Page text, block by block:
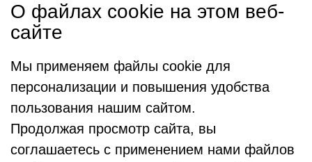
О файлах cookie на этом веб-
сайте
Мы применяем файлы cookie для
персонализации и повышения удобства
пользования нашим сайтом.
Продолжая просмотр сайта, вы
соглашаетесь с применением нами файлов